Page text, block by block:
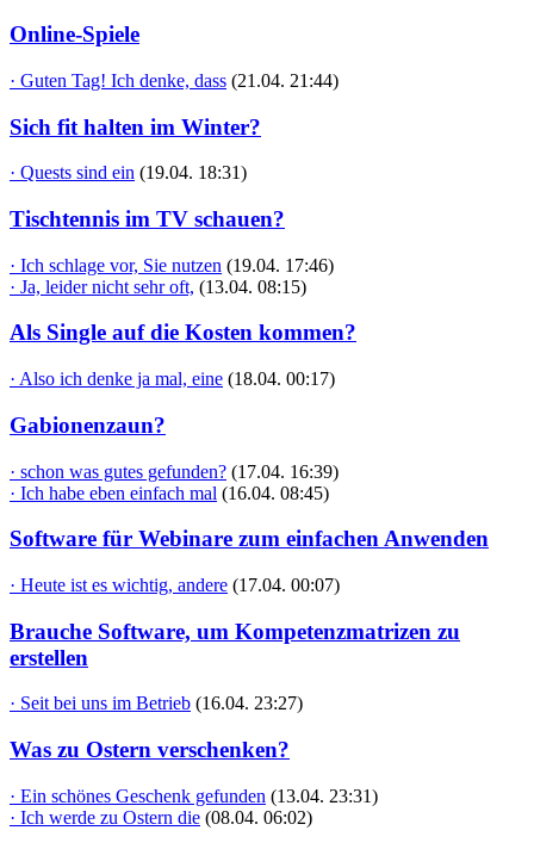
Online-Spiele
· Guten Tag! Ich denke, dass (21.04. 21:44)
Sich fit halten im Winter?
· Quests sind ein (19.04. 18:31)
Tischtennis im TV schauen?
· Ich schlage vor, Sie nutzen (19.04. 17:46)
· Ja, leider nicht sehr oft, (13.04. 08:15)
Als Single auf die Kosten kommen?
· Also ich denke ja mal, eine (18.04. 00:17)
Gabionenzaun?
· schon was gutes gefunden? (17.04. 16:39)
· Ich habe eben einfach mal (16.04. 08:45)
Software für Webinare zum einfachen Anwenden
· Heute ist es wichtig, andere (17.04. 00:07)
Brauche Software, um Kompetenzmatrizen zu
erstellen
· Seit bei uns im Betrieb (16.04. 23:27)
Was zu Ostern verschenken?
· Ein schönes Geschenk gefunden (13.04. 23:31)
· Ich werde zu Ostern die (08.04. 06:02)